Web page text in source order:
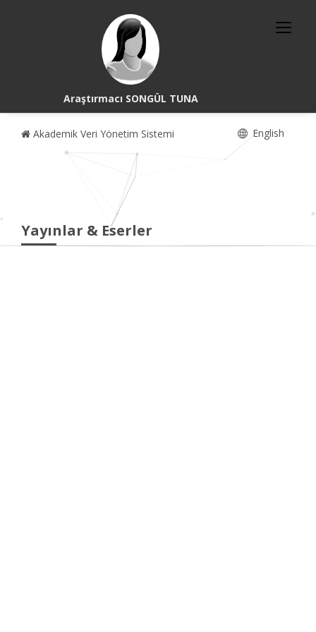
Araştırmacı SONGÜL TUNA
Akademik Veri Yönetim Sistemi English
Yayınlar & Eserler